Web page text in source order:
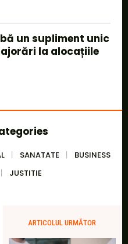
un supliment unic
la alocațiile
SANATATE
BUSINESS
JUSTITIE
ARTICOLUL URMĂTOR